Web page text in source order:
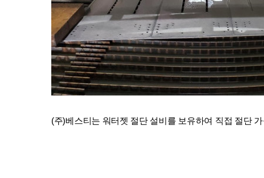
(주)베스티는 워터젯 절단 설비를 보유하여 직접 절단